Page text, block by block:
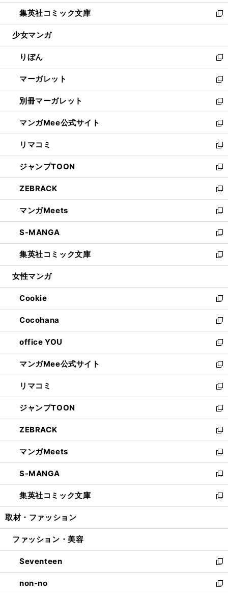
開
く
ウ
で
開
ン
ド
ウ
開
く
ウ
ィ
ン
ウ
で
開
く
し
い
ウ
ン
ド
ウ
で
開
く
集英社コミック文庫
新
し
ウ
ィ
ン
ド
ウ
で
開
く
少女マンガ
りぼん
新
し
い
ウ
ィ
ン
ド
ウ
で
開
く
マーガレット
新
し
い
ウ
ィ
ン
ド
ウ
で
開
く
別冊マーガレット
新
し
い
ウ
ィ
ン
ド
ウ
で
開
く
マンガMee公式サイト
新
し
い
ウ
ィ
ン
ド
ウ
で
開
く
リマコミ
新
し
い
ウ
ィ
ン
ド
ウ
で
開
く
ジャンプTOON
新
し
い
ウ
ィ
ン
ド
ウ
で
開
ZEBRACK
新
し
い
ウ
ィ
ン
ド
ウ
開
く
マンガMeets
新
し
い
ウ
ィ
ン
ウ
で
開
く
S-MANGA
新
し
い
ウ
ン
ド
ウ
で
開
く
集英社コミック文庫
新
し
ウ
ィ
ン
ド
ウ
で
開
く
女性マンガ
Cookie
新
し
い
ウ
ィ
ン
ド
ウ
で
開
く
Cocohana
新
し
い
ウ
ィ
ン
ド
ウ
で
開
く
office YOU
新
し
い
ウ
ィ
ン
ド
ウ
で
開
く
マンガMee公式サイト
新
し
い
ウ
ィ
ン
ド
ウ
で
開
く
リマコミ
新
し
い
ウ
ィ
ン
ド
ウ
で
開
く
ジャンプTOON
新
し
い
ウ
ィ
ン
ド
ウ
で
開
ZEBRACK
新
し
い
ウ
ィ
ン
ド
ウ
開
マンガMeets
新
し
い
ウ
ィ
ン
ウ
開
く
S-MANGA
新
し
い
ウ
ン
ウ
で
開
く
集英社コミック文庫
新
し
ウ
ン
ド
ウ
で
取材・ファッション
ファッション・美容
Seventeen
新
し
い
non-no
新